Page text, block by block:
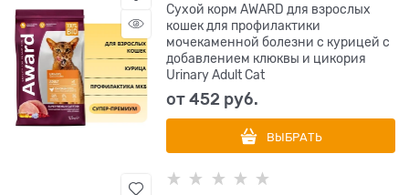
Сухой корм AWARD для взрослых
кошек для профилактики
мочекаменной болезни с курицей с
добавлением клюквы и цикория
Urinary Adult Cat
от452 руб.
ВЫБРАТЬ